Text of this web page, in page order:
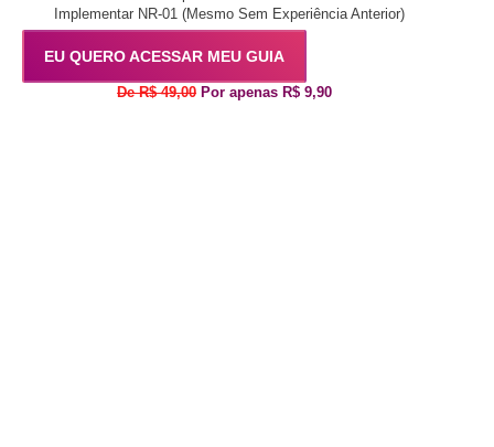
Implementar NR-01 (Mesmo Sem Experiência Anterior)
EU QUERO ACESSAR MEU GUIA
De R$ 49,00 Por apenas R$ 9,90